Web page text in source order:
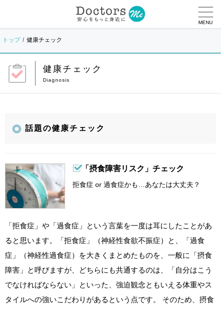
MENU
トップ 健康チェック
健康チェック
話題の健康チェック
「摂食障害リスク」チェック
拒食症 or 過食症かも…あなたは大丈夫？
「拒食症」や「過食症」という言葉を一度は耳にしたことがあ
ると思います。「拒食症」（神経性食欲不振症）と、「過食
症」（神経性過食症）を大きくまとめたものを、一般に「摂食
障害」と呼びますが、どちらにも共通するのは、「自分はこう
でなければならない」といった、強迫観念ともいえる体重やス
タイルへの強いこだわりがあるという点です。 そのため、摂食